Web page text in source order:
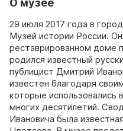
О музее
29 июля 2017 года в
Музей истории России.
реставрированном доме
родился известный
публицист Дмитрий
известен благодаря
которые использовались
многих десятилетий.
Ивановича была